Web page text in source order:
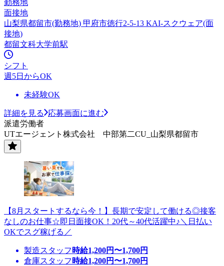
勤務地
面接地
山梨県都留市(勤務地) 甲府市徳行2-5-13 KAI-スクウェア(面
接地)
都留文科大学前駅
シフト
週5日からOK
未経験OK
詳細を見る
応募画面に進む
派遣労働者
UTエージェント株式会社 中部第二CU_山梨県都留市
【8月スタートするなら今！】長期で安定して働ける◎接客
なしのお仕事☆即日面接OK！20代～40代活躍中♪＼日払い
OKでスグ稼げる／
製造スタッフ 時給1,200円〜1,700円
倉庫スタッフ 時給1,200円〜1,700円